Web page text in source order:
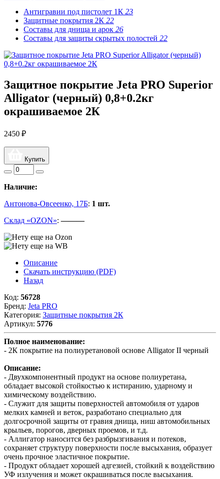
Антигравии под пистолет 1К 23
Защитные покрытия 2К 22
Составы для днища и арок 26
Составы для защиты скрытых полостей 22
Защитное покрытие Jeta PRO Superior
Alligator (черный) 0,8+0.2кг
окрашиваемое 2К
2450 ₽
Купить
Наличие:
Антонова-Овсеенко, 17Б: 1 шт.
Склад «OZON»:———
Описание
Скачать инструкцию (PDF)
Назад
Код: 56728
Бренд: Jeta PRO
Категория: Защитные покрытия 2К
Артикул: 5776
Полное наименование:
- 2К покрытие на полиуретановой основе Alligator II черный
Описание:
- Двухкомпонентный продукт на основе полиуретана,
обладает высокой стойкостью к истиранию, ударному и
химическому воздействию.
- Служит для защиты поверхностей автомобиля от ударов
мелких камней и веток, разработано специально для
долгосрочной защиты от гравия днища, ниш автомобильных
крыльев, порогов, дверных проемов, и т.д.
- Аллигатор наносится без разбрызгивания и потеков,
сохраняет структуру поверхности после высыхания, образует
очень прочное эластичное покрытие.
- Продукт обладает хорошей адгезией, стойкий к воздействию
УФ излучения и может окрашиваться после высыхания.